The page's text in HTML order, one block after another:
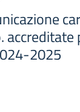
accreditate
2025